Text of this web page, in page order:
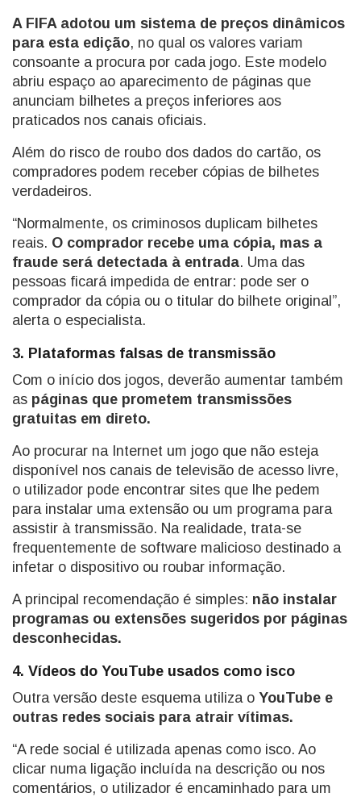
A FIFA adotou um sistema de preços dinâmicos
para esta edição, no qual os valores variam
consoante a procura por cada jogo. Este modelo
abriu espaço ao aparecimento de páginas que
anunciam bilhetes a preços inferiores aos
praticados nos canais oficiais.
Além do risco de roubo dos dados do cartão, os
compradores podem receber cópias de bilhetes
verdadeiros.
“Normalmente, os criminosos duplicam bilhetes
reais. O comprador recebe uma cópia, mas a
fraude será detectada à entrada. Uma das
pessoas ficará impedida de entrar: pode ser o
comprador da cópia ou o titular do bilhete original”,
alerta o especialista.
3. Plataformas falsas de transmissão
Com o início dos jogos, deverão aumentar também
as páginas que prometem transmissões
gratuitas em direto.
Ao procurar na Internet um jogo que não esteja
disponível nos canais de televisão de acesso livre,
o utilizador pode encontrar sites que lhe pedem
para instalar uma extensão ou um programa para
assistir à transmissão. Na realidade, trata-se
frequentemente de software malicioso destinado a
infetar o dispositivo ou roubar informação.
A principal recomendação é simples: não instalar
programas ou extensões sugeridos por páginas
desconhecidas.
4. Vídeos do YouTube usados como isco
Outra versão deste esquema utiliza o YouTube e
outras redes sociais para atrair vítimas.
“A rede social é utilizada apenas como isco. Ao
clicar numa ligação incluída na descrição ou nos
comentários, o utilizador é encaminhado para um